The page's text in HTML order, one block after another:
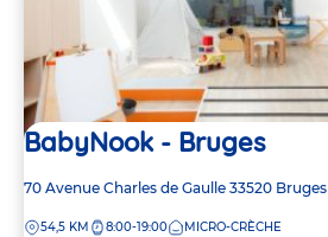
BabyNook - Bruges
Adresse
la
70 Avenue Charles de Gaulle 33520 Bruges
DISTANCE
54,5 KM 8:00-19:00 MICRO-CRÈCHE